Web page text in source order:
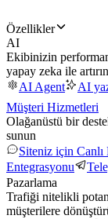
Özellikler
AI
Ekibinizin
yapay zeka ile artırın
AI Agent
AI
Müşteri Hizmetleri
Olağanüstü bir
sunun
Siteniz için Canlı
Entegrasyonu
Pazarlama
Trafiği nitelikli
müşterilere